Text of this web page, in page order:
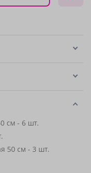
см - 6 шт.
50 см - 3 шт.